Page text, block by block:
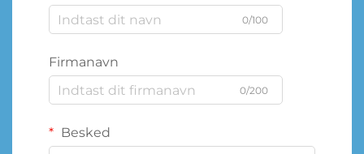
0/100
Firmanavn
0/200
Besked